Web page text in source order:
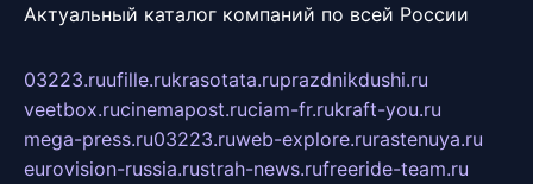
Актуальный каталог компаний по всей России
03223.ruufille.rukrasotata.ruprazdnikdushi.ru
veetbox.rucinemapost.ruciam-fr.rukraft-you.ru
mega-press.ru03223.ruweb-explore.rurastenuya.ru
eurovision-russia.rustrah-news.rufreeride-team.ru